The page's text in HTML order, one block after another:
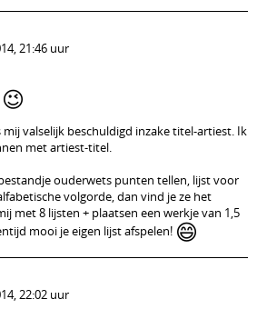
21:46 uur
😉
valselijk beschuldigd inzake titel-artiest. Ik
met artiest-titel.
ouderwets punten tellen, lijst voor
volgorde, dan vind je ze het
met 8 lijsten + plaatsen een werkje van 1,5
mooi je eigen lijst afspelen! 😄
22:02 uur